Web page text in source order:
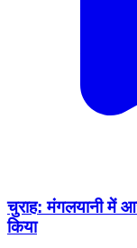
चुराह: मंगलयानी में
किया